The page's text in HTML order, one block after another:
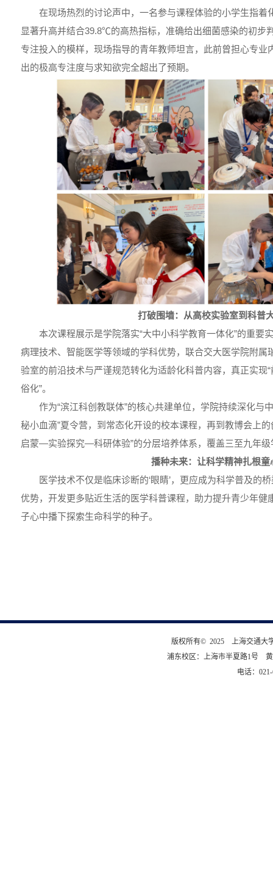
版权所有© 2025 上海交通大
浦东校区：上海市半夏路1号
电话：
在现场热烈的讨论声中，一名参与课程体验的小学生指着
显著升高并结合39.8℃的高热指标，准确给出细菌感染的初步
专注投入的模样，现场指导的青年教师坦言，此前曾担心专业
出的极高专注度与求知欲完全超出了预期。
打破围墙：从高校实验室到科普
本次课程展示是学院落实“大中小科学教育一体化”的重要
病理技术、智能医学等领域的学科优势，联合交大医学院附属
验室的前沿技术与严谨规范转化为适龄化科普内容，真正实现
俗化”。
作为“滨江科创教联体”的核心共建单位，学院持续深化与
秘小血滴”夏令营，到常态化开设的校本课程，再到教博会上
启蒙—实验探究—科研体验”的分层培养体系，覆盖三至九年级
播种未来：让科学精神扎根童
医学技术不仅是临床诊断的‘眼睛’，更应成为科学普及的
优势，开发更多贴近生活的医学科普课程，助力提升青少年健
子心中播下探索生命科学的种子。